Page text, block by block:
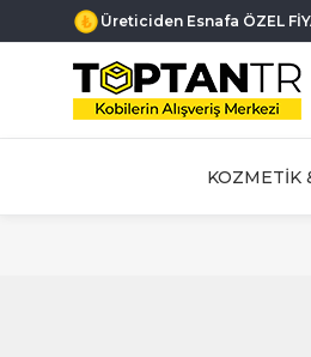
Üreticiden Esnafa ÖZEL
KOZMETİK